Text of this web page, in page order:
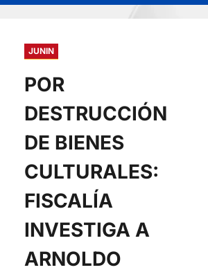
JUNIN
POR
DESTRUCCIÓN
DE BIENES
CULTURALES:
FISCALÍA
INVESTIGA A
ARNOLDO